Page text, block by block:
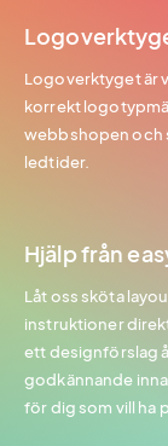
Logoverktyget är
korrekt
webbshopen och
ledtider.
Hjälp från
Låt oss sköta
instruktioner
ett designförslag
godkännande
för dig som vill ha